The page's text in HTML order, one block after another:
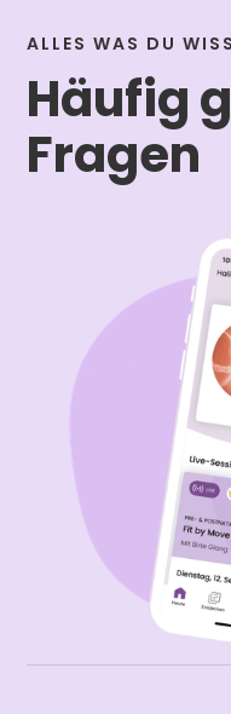
ALLES WAS DU
Häufig
Fragen